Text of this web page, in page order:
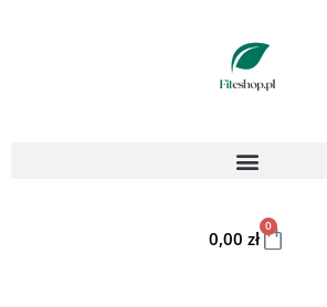
0,00 zł
0